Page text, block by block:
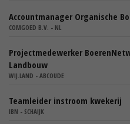
Accountmanager Organische
COMGOED B.V. - NL
Projectmedewerker
Landbouw
WIJ.LAND - ABCOUDE
Teamleider instroom kwekerij
IBN - SCHAIJK